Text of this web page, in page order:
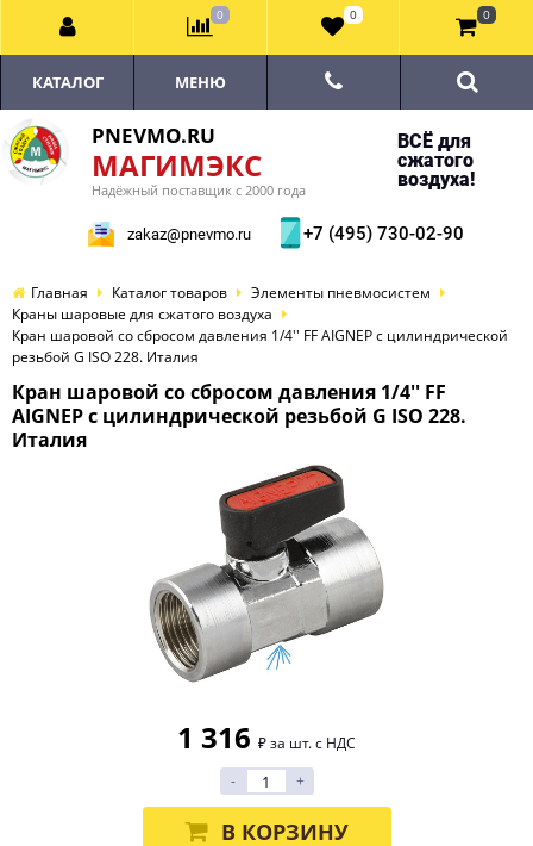
PNEVMO.RU
МАГИМЭКС
Надёжный поставщик с 2000 года
ВСЁ для
сжатого
воздуха!
zakaz@pnevmo.ru +7 (495) 730-02-90
КАТАЛОГ МЕНЮ
Главная Каталог товаров
Элементы пневмосистем
Краны шаровые для сжатого воздуха
Кран шаровой со сбросом давления 1/4'' FF AIGNEP с цилиндрической
резьбой G ISO 228. Италия
Кран шаровой со сбросом давления 1/4'' FF
AIGNEP с цилиндрической резьбой G ISO 228.
Италия
1 316 ₽ за шт. с НДС
-
+
В КОРЗИНУ
0 0 0